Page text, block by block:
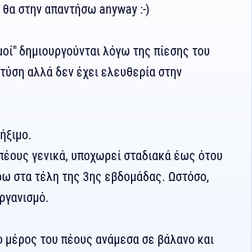
θα στην απαντήσω anyway :-)
δημιουργούνται λόγω της πίεσης του
αλλά δεν έχει ελευθερία στην
γενικά, υποχωρεί σταδιακά έως ότου
στα τέλη της 3ης εβδομάδας. Ωστόσο,
μέρος του πέους ανάμεσα σε βάλανο και